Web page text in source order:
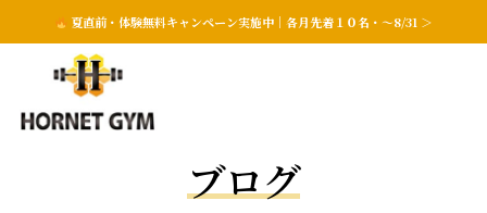
夏直前・体験無料キャンペーン実施中｜各月先着１０名・〜8/31 ＞
ブログ